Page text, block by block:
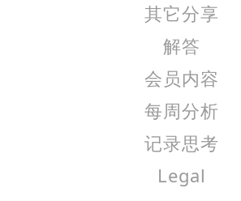
其它分享
解答
会员内容
每周分析
记录思考
Legal